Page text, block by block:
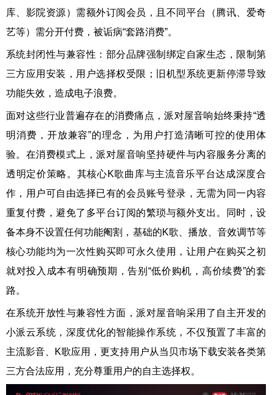
库、影院资源）需额外订阅会员，且不同平台（腾讯、爱奇
艺等）需分开付费，被诟病“套路消费”。
系统封闭性与兼容性：部分品牌强制绑定自家生态，限制第
三方应用安装，用户选择权受限；旧机型系统更新停滞导致
功能失效，造成电子浪费。
面对这些行业普遍存在的消费痛点，派对屋音响始终秉持“透
明消费，开放兼容”的理念，为用户打造清晰可控的使用体
验。在消费模式上，派对屋音响坚持硬件与内容服务分离的
透明定价策略。其核心K歌曲库与主流音乐平台达成深度合
作，用户可自由选择已有的会员账号登录，无需为同一内容
重复付费，避免了多平台订阅的繁琐与额外支出。同时，设
备本身不设置任何功能阉割，基础的K歌、播放、音效调节等
核心功能均为一次性购买即可永久使用，让用户在购买之初
就对投入成本有明确预期，告别“低价购机，高价续费”的套
路。
在系统开放性与兼容性方面，派对屋音响采用了自主开发的
小派云系统，深度优化的智能操作系统，不仅预置了丰富的
主流影音、K歌应用，更支持用户从当贝市场下载安装各类第
三方合法应用，充分尊重用户的自主选择权。